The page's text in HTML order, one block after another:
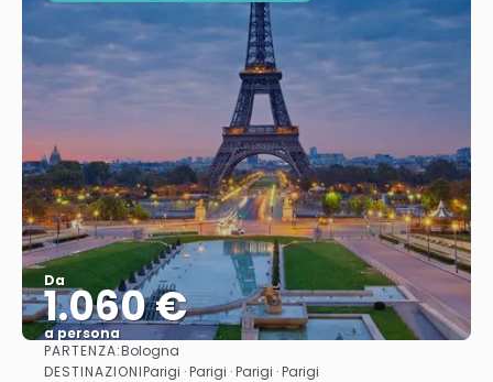
Da
1.060 €
a persona
Vedere
PARTENZA:Bologna
DESTINAZIONIParigi · Parigi · Parigi · Parigi